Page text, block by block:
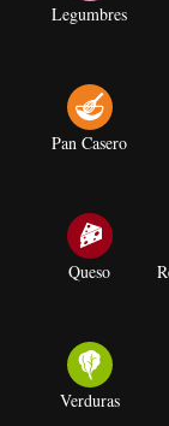
Legumbres
Pan Casero
Queso
Verduras